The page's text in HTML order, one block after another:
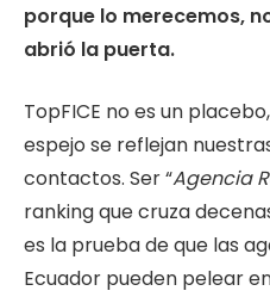
porque lo merecemos,
abrió la puerta.
TopFICE no es un
espejo se reflejan
contactos. Ser “Agencia
ranking que cruza
es la prueba de que las
Ecuador pueden pelear